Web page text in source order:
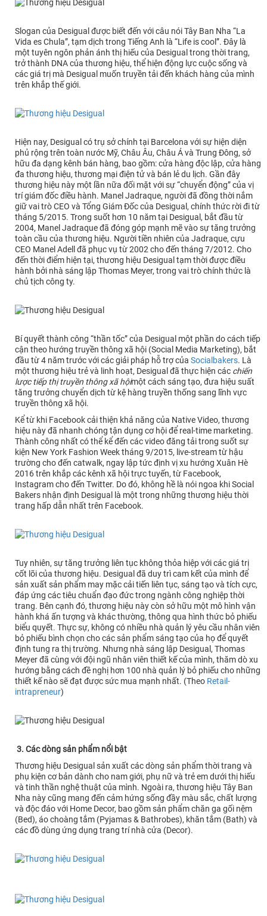
Slogan của Desigual được biết đến với câu nói Tây Ban Nha “La
Vida es Chula”, tạm dịch trong Tiếng Anh là “Life is cool”. Đây là
một tuyên ngôn phản ánh thị hiếu của Desigual trong thời trang,
trở thành DNA của thương hiệu, thể hiện động lực cuộc sống và
các giá trị mà Desigual muốn truyền tải đến khách hàng của mình
trên khắp thế giới.
Hiện nay, Desigual có trụ sở chính tại Barcelona với sự hiện diện
phủ rộng trên toàn nước Mỹ, Châu Âu, Châu Á và Trung Đông, sở
hữu đa dạng kênh bán hàng, bao gồm: cửa hàng độc lập, cửa hàng
đa thương hiệu, thương mại điện tử và bán lẻ du lịch. Gần đây
thương hiệu này một lần nữa đối mặt với sự “chuyển động” của vị
trí giám đốc điều hành. Manel Jadraque, người đã đồng thời nắm
giữ vai trò CEO và Tổng Giám Đốc của Desigual, chính thức rời đi từ
tháng 5/2015. Trong suốt hơn 10 năm tại Desigual, bắt đầu từ
2004, Manel Jadraque đã đóng góp mạnh mẽ vào sự tăng trưởng
toàn cầu của thương hiệu. Người tiền nhiên của Jadraque, cựu
CEO Manel Adell đã phục vụ từ 2002 cho đến tháng 7/2012. Cho
đến thời điểm hiện tại, thương hiệu Desigual tạm thời được điều
hành bởi nhà sáng lập Thomas Meyer, trong vai trò chính thức là
chủ tịch công ty.
Bí quyết thành công “thần tốc” của Desigual một phần do cách tiếp
cận theo hướng truyền thông xã hội (Social Media Marketing), bắt
đầu từ 4 năm trước với các giải pháp hỗ trợ của Socialbakers. Là
một thương hiệu trẻ và linh hoạt, Desigual đã thực hiện các chiến
lược tiếp thị truyền thông xã hộimột cách sáng tạo, đưa hiệu suất
tăng trưởng chuyển dịch từ kệ hàng truyền thống sang lĩnh vực
truyền thông xã hội.
Kể từ khi Facebook cải thiện khả năng của Native Video, thương
hiệu này đã nhanh chóng tận dụng cơ hội để real-time marketing.
Thành công nhất có thể kể đến các video đăng tải trong suốt sự
kiện New York Fashion Week tháng 9/2015, live-stream từ hậu
trường cho đến catwalk, ngay lập tức định vị xu hướng Xuân Hè
2016 trên khắp các kênh xã hội trực tuyến, từ Facebook,
Instagram cho đến Twitter. Do đó, không hề là nói ngoa khi Social
Bakers nhận định Desigual là một trong những thương hiệu thời
trang hấp dẫn nhất trên Facebook.
Tuy nhiên, sự tăng trưởng liên tục không thỏa hiệp với các giá trị
cốt lõi của thương hiệu. Desigual đã duy trì cam kết của mình để
sản xuất sản phẩm may mặc cải tiến liên tục, sáng tạo và tích cực,
đáp ứng các tiêu chuẩn đạo đức trong ngành công nghiệp thời
trang. Bên cạnh đó, thương hiệu này còn sở hữu một mô hình vận
hành khá ấn tượng và khác thường, thông qua hình thức bỏ phiếu
biểu quyết. Thực sự, không có nhiều nhà quản lý yêu cầu nhân viên
bỏ phiếu bình chọn cho các sản phẩm sáng tạo của họ để quyết
định tung ra thị trường. Nhưng nhà sáng lập Desigual, Thomas
Meyer đã cùng với đội ngũ nhân viên thiết kế của mình, thăm dò xu
hướng bằng cách đề nghị hơn 100 nhà quản lý bỏ phiếu cho những
thiết kế nào sẽ đạt được sức mua mạnh nhất. (Theo Retail-
intrapreneur)
3. Các dòng sản phẩm nổi bật
Thương hiệu Desigual sản xuất các dòng sản phẩm thời trang và
phụ kiện cơ bản dành cho nam giới, phụ nữ và trẻ em dưới thị hiếu
và tinh thần nghệ thuật của mình. Ngoài ra, thương hiệu Tây Ban
Nha này cũng mang đến cảm hứng sống đầy màu sắc, chất lượng
và độc đáo với Home Decor, bao gồm sản phẩm chăn ga gối nệm
(Bed), áo choàng tắm (Pyjamas & Bathrobes), khăn tắm (Bath) và
các đồ dùng ứng dụng trang trí nhà cửa (Decor).